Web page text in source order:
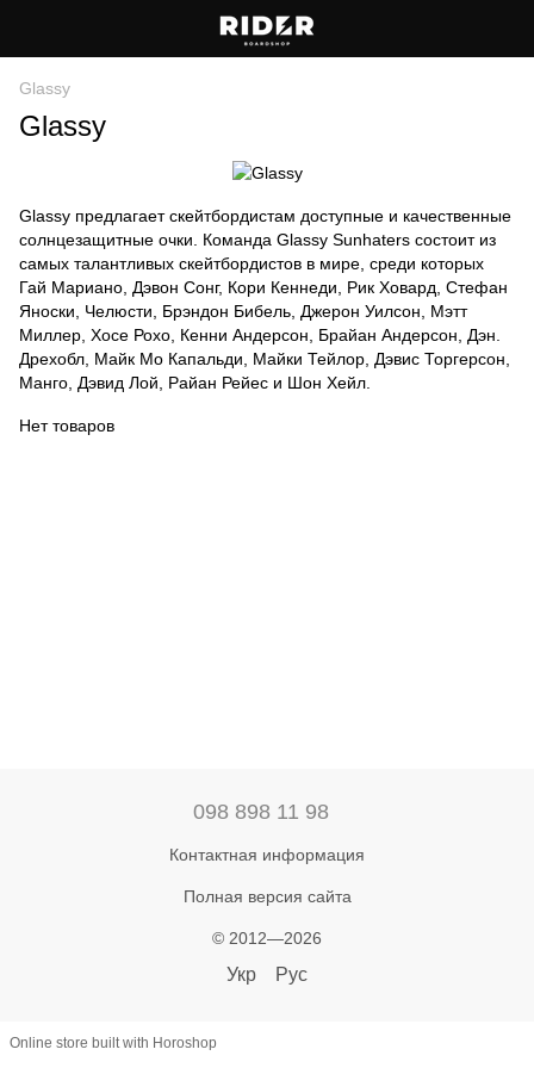
Glassy
Glassy
Glassy предлагает скейтбордистам доступные и качественные
солнцезащитные очки. Команда Glassy Sunhaters состоит из
самых талантливых скейтбордистов в мире, среди которых
Гай Мариано, Дэвон Сонг, Кори Кеннеди, Рик Ховард, Стефан
Яноски, Челюсти, Брэндон Бибель, Джерон Уилсон, Мэтт
Миллер, Хосе Рохо, Кенни Андерсон, Брайан Андерсон, Дэн.
Дрехобл, Майк Мо Капальди, Майки Тейлор, Дэвис Торгерсон,
Манго, Дэвид Лой, Райан Рейес и Шон Хейл.
Нет товаров
098 898 11 98
Контактная информация
Полная версия сайта
© 2012—2026
Укр Рус
Online store built with Horoshop